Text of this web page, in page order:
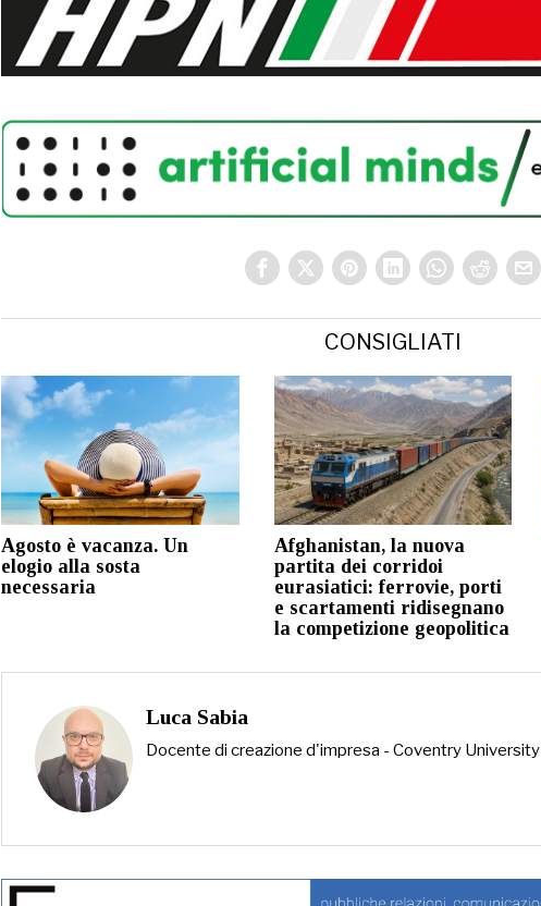
CONSIGLIATI
Agosto è vacanza. Un
elogio alla sosta
necessaria
Afghanistan, la nuova
partita dei corridoi
eurasiatici: ferrovie, porti
e scartamenti ridisegnano
la competizione geopolitica
Luca Sabia
Docente di creazione d'impresa - Coventry University